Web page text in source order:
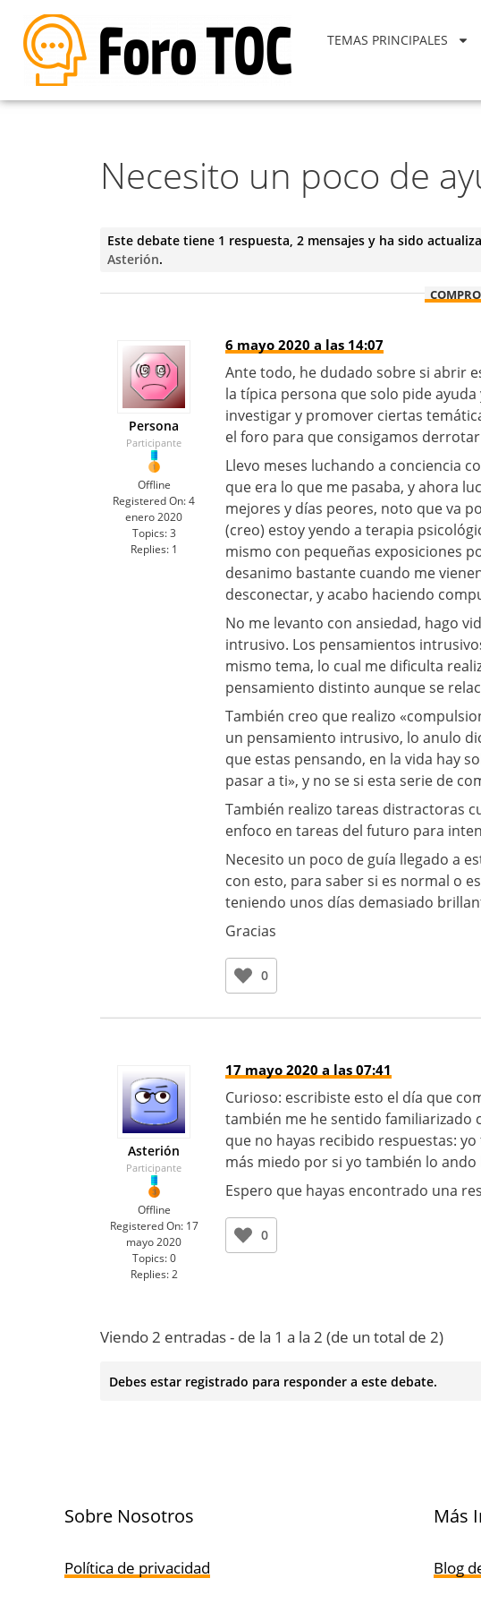
TEMAS PRINCIPALES
Necesito un poco de
Este debate tiene 1 respuesta, 2 mensajes y ha sido
Asterión.
Persona
Participante
Offline
Registered On:4
enero 2020
Topics: 3
Replies: 1
6 mayo 2020 a las 14:07
Ante todo, he dudado sobre si abrir
la típica persona que solo pide
investigar y promover ciertas
el foro para que consigamos
Llevo meses luchando a conciencia
que era lo que me pasaba, y ahora
mejores y días peores, noto que va
(creo) estoy yendo a terapia
mismo con pequeñas exposiciones
desanimo bastante cuando me
desconectar, y acabo haciendo
No me levanto con ansiedad, hago
intrusivo. Los pensamientos
mismo tema, lo cual me dificulta
pensamiento distinto aunque se
También creo que realizo
un pensamiento intrusivo, lo anulo
que estas pensando, en la vida hay
pasar a ti», y no se si esta serie de
También realizo tareas distractoras
enfoco en tareas del futuro para
Necesito un poco de guía llegado a
con esto, para saber si es normal o
teniendo unos días demasiado
Gracias
0
Asterión
Participante
Offline
Registered On: 17
mayo 2020
Topics: 0
Replies: 2
17 mayo 2020 a las 07:41
Curioso: escribiste esto el día que
también me he sentido familiarizado
que no hayas recibido respuestas:
más miedo por si yo también lo
Espero que hayas encontrado una
0
Viendo 2 entradas - de la 1 a la 2 (de un total de 2)
Debes estar registrado para responder a este debate.
Sobre Nosotros
Política de privacidad
Más
Blog